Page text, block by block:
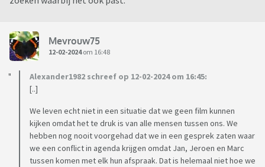
Mevrouw75
12-02-2024om 16:48
Alexander1982 schreef op 12-02-2024 om 16:45:
[..]
We leven echt niet in een situatie dat we geen film kunnen
kijken omdat het te druk is van alle mensen tussen ons. We
hebben nog nooit voorgehad dat we in een gesprek zaten waar
we een conflict in agenda krijgen omdat Jan, Jeroen en Marc
tussen komen met elk hun afspraak. Dat is helemaal niet hoe we